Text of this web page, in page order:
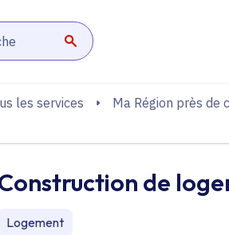
Lancer la recherche
les services Ma Région près de
de
Logement